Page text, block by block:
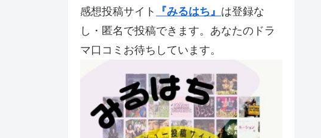
感想投稿サイト 『みるはち』 は登録な
し・匿名で投稿できます。あなたのドラ
マ口コミお待ちしています。